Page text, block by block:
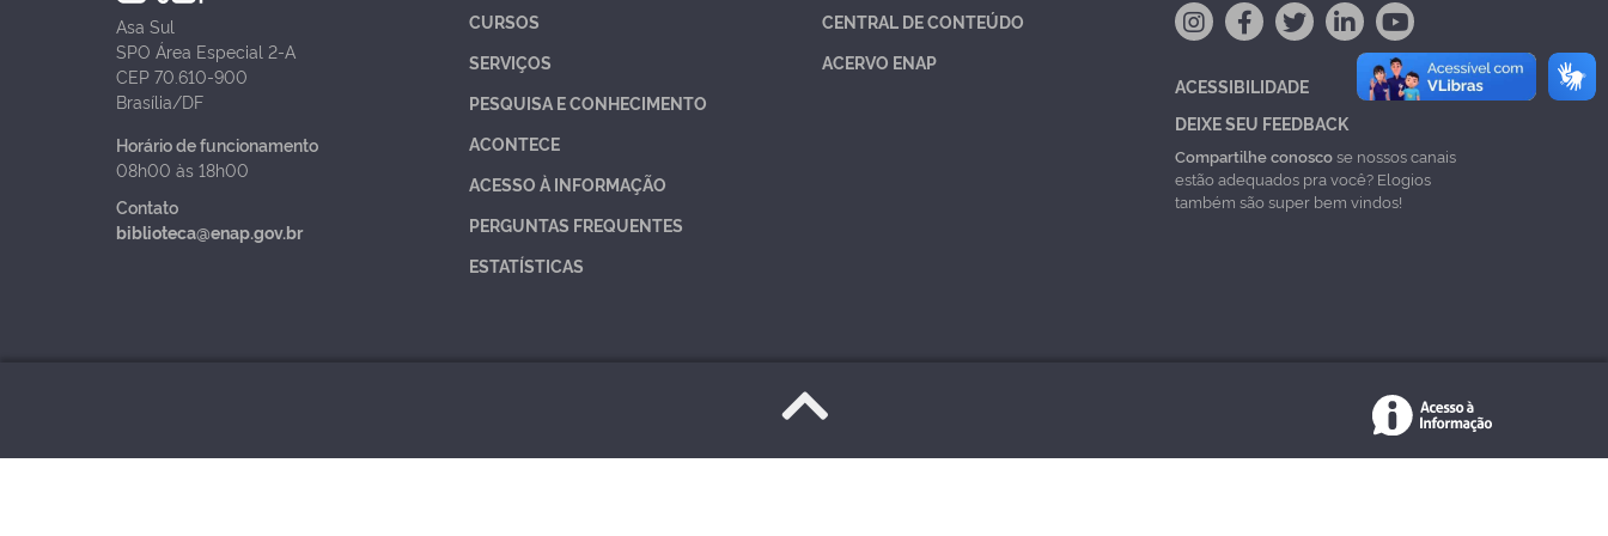
Asa Sul
SPO Área Especial 2-A
CEP 70.610-900
Brasília/DF
Horário de funcionamento
08h00 às 18h00
Contato
biblioteca@enap.gov.br
CURSOS
SERVIÇOS
PESQUISA E CONHECIMENTO
ACONTECE
ACESSO À INFORMAÇÃO
PERGUNTAS FREQUENTES
ESTATÍSTICAS
CENTRAL DE CONTEÚDO
ACERVO ENAP
ACESSIBILIDADE
DEIXE SEU FEEDBACK
Compartilhe conoscose nossos canais
estão adequados pra você? Elogios
também são super bem vindos!